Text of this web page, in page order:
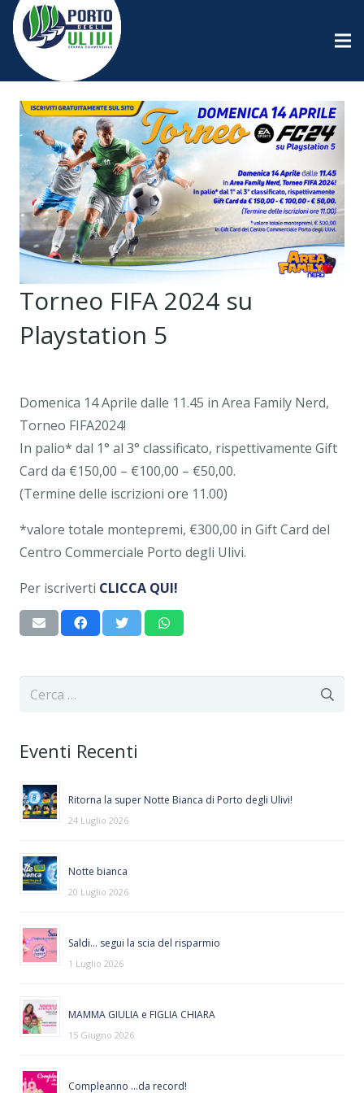
Torneo FIFA 2024 su
Playstation 5
Domenica 14 Aprile dalle 11.45 in Area Family Nerd,
Torneo FIFA2024!
In palio* dal 1° al 3° classificato, rispettivamente Gift
Card da €150,00 – €100,00 – €50,00.
(Termine delle iscrizioni ore 11.00)
*valore totale montepremi, €300,00 in Gift Card del
Centro Commerciale Porto degli Ulivi.
Per iscriverti CLICCA QUI!
Ricerca
Eventi Recenti
Ritorna la super Notte Bianca di Porto degli Ulivi!
24 Luglio 2026
Notte bianca
20 Luglio 2026
Saldi… segui la scia del risparmio
1 Luglio 2026
MAMMA GIULIA e FIGLIA CHIARA
15 Giugno 2026
Compleanno …da record!